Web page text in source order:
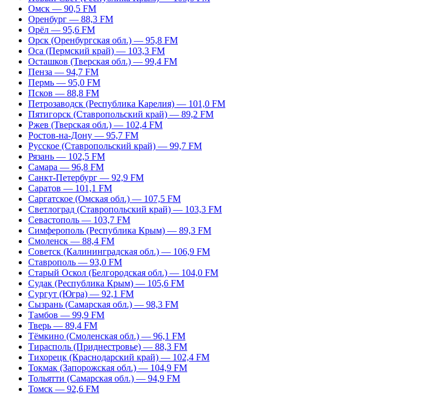
Омск — 90,5 FM
Оренбург — 88,3 FM
Орёл — 95,6 FM
Орск (Оренбургская обл.) — 95,8 FM
Оса (Пермский край) — 103,3 FM
Осташков (Тверская обл.) — 99,4 FM
Пенза — 94,7 FM
Пермь — 95,0 FM
Псков — 88,8 FM
Петрозаводск (Республика Карелия) — 101,0 FM
Пятигорск (Ставропольский край) — 89,2 FM
Ржев (Тверская обл.) — 102,4 FM
Ростов-на-Дону — 95,7 FM
Русское (Ставропольский край) — 99,7 FM
Рязань — 102,5 FM
Самара — 96,8 FM
Санкт-Петербург — 92,9 FM
Саратов — 101,1 FM
Саргатское (Омская обл.) — 107,5 FM
Светлоград (Ставропольский край) — 103,3 FM
Севастополь — 103,7 FM
Симферополь (Республика Крым) — 89,3 FM
Смоленск — 88,4 FM
Советск (Калининградская обл.) — 106,9 FM
Ставрополь — 93,0 FM
Старый Оскол (Белгородская обл.) — 104,0 FM
Судак (Республика Крым) — 105,6 FM
Сургут (Югра) — 92,1 FM
Сызрань (Самарская обл.) — 98,3 FM
Тамбов — 99,9 FM
Тверь — 89,4 FM
Тёмкино (Смоленская обл.) — 96,1 FM
Тирасполь (Приднестровье) — 88,3 FM
Тихорецк (Краснодарский край) — 102,4 FM
Токмак (Запорожская обл.) — 104,9 FM
Тольятти (Самарская обл.) — 94,9 FM
Томск — 92,6 FM